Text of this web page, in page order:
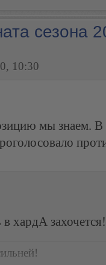
сезона
10:30
мы знаем. В
в хардА